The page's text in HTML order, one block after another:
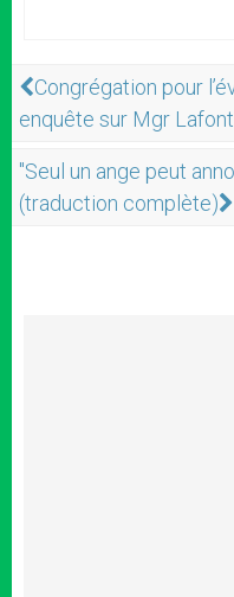
Congrégation pour
enquête sur Mgr Lafont
"Seul un ange peut
(traduction complète)